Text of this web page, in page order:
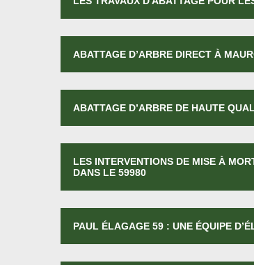
ABATTAGE D’ARBRE DIRECT À
ABATTAGE D’ARBRE DE HAUTE
LES INTERVENTIONS DE MISE À
DANS LE 59980
PAUL ÉLAGAGE 59 : UNE ÉQUIPE